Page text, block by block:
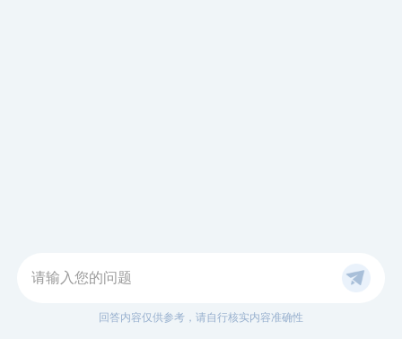
请输入您的问题
回答内容仅供参考，请自行核实内容准确性